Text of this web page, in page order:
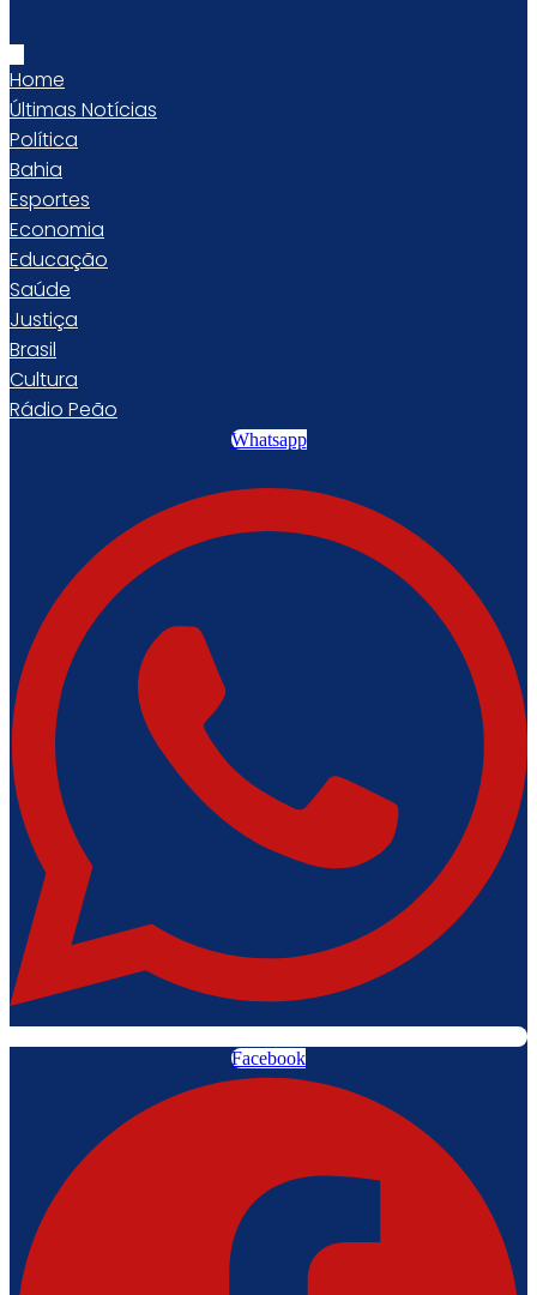
Home
Últimas Notícias
Política
Bahia
Esportes
Economia
Educação
Saúde
Justiça
Brasil
Cultura
Rádio Peão
Whatsapp
Facebook